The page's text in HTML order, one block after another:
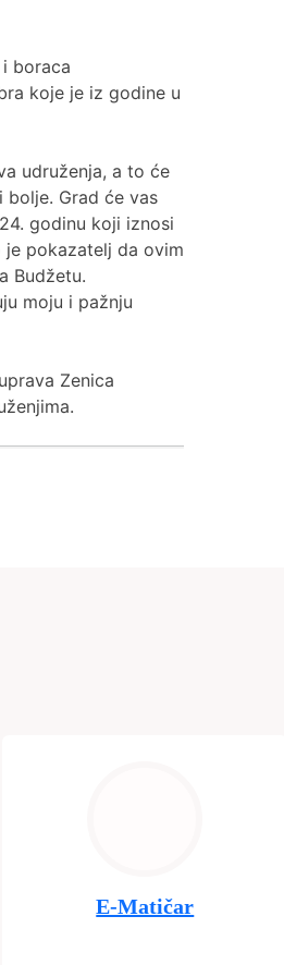
boraca
koje je iz godine u
udruženja, a to će
bolje. Grad će vas
godinu koji iznosi
je pokazatelj da ovim
Budžetu.
moju i pažnju
Zenica
E-Matičar